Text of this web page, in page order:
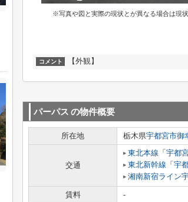
※写真や図と実際の現状とが異なる場合は現
コメント 【外観】
パーパス の物件概要
所在地 栃木県宇都宮市御
交通
東北本線 「 宇都
東北新幹線 「 宇
湘南新宿ライン
賃料 -